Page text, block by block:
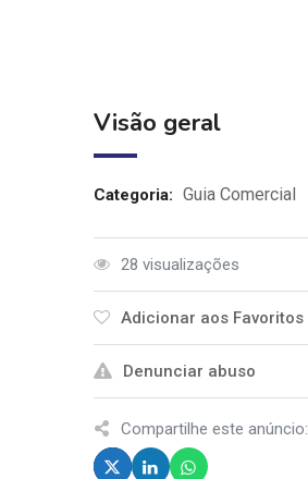
Visão geral
Categoria: Guia Comercial
28 visualizações
Adicionar aos Favoritos
Denunciar abuso
Compartilhe este anúncio: